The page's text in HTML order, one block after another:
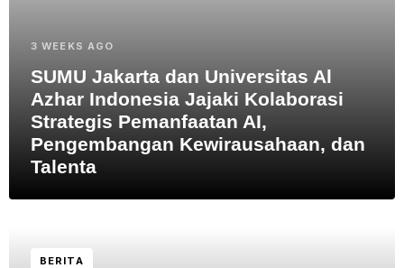
3 WEEKS AGO
SUMU Jakarta dan Universitas Al
Azhar Indonesia Jajaki Kolaborasi
Strategis Pemanfaatan AI,
Pengembangan Kewirausahaan, dan
Talenta
BERITA